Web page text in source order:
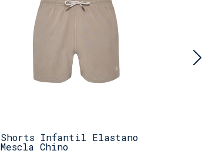
Shorts Infantil Elastano
Mescla Chino